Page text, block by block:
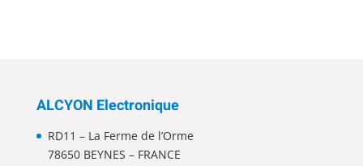
ALCYON Electronique
RD11 – La Ferme de l’Orme
78650 BEYNES – FRANCE